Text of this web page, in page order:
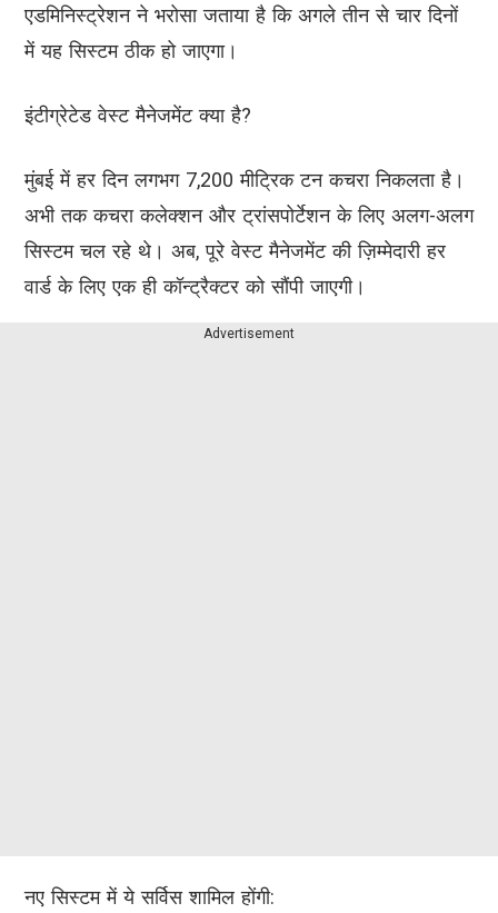
एडमिनिस्ट्रेशन ने भरोसा जताया है कि अगले तीन से चार दिनों
में यह सिस्टम ठीक हो जाएगा।
इंटीग्रेटेड वेस्ट मैनेजमेंट क्या है?
मुंबई में हर दिन लगभग 7,200 मीट्रिक टन कचरा निकलता है।
अभी तक कचरा कलेक्शन और ट्रांसपोर्टेशन के लिए अलग-अलग
सिस्टम चल रहे थे। अब, पूरे वेस्ट मैनेजमेंट की ज़िम्मेदारी हर
वार्ड के लिए एक ही कॉन्ट्रैक्टर को सौंपी जाएगी।
Advertisement
नए सिस्टम में ये सर्विस शामिल होंगी: